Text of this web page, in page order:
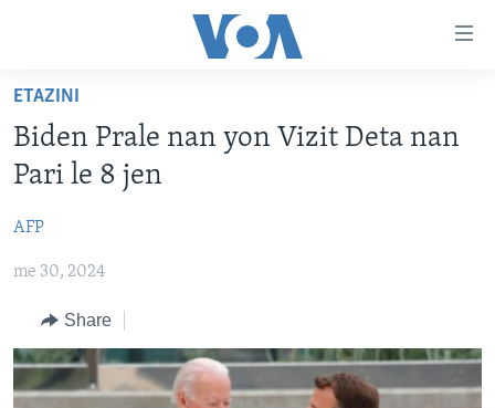
Skip
main
content
to
Navigation
Search
AYITI
LÈZETAZINI
AMERIK LATIN
ENTÈNASYONAL
VIDEO
FLASHPOINT IKRÈN
Learning English
ETAZINI
Biden Prale nan yon Vizit Deta nan
Pari le 8 jen
AFP
me 30, 2024
Share